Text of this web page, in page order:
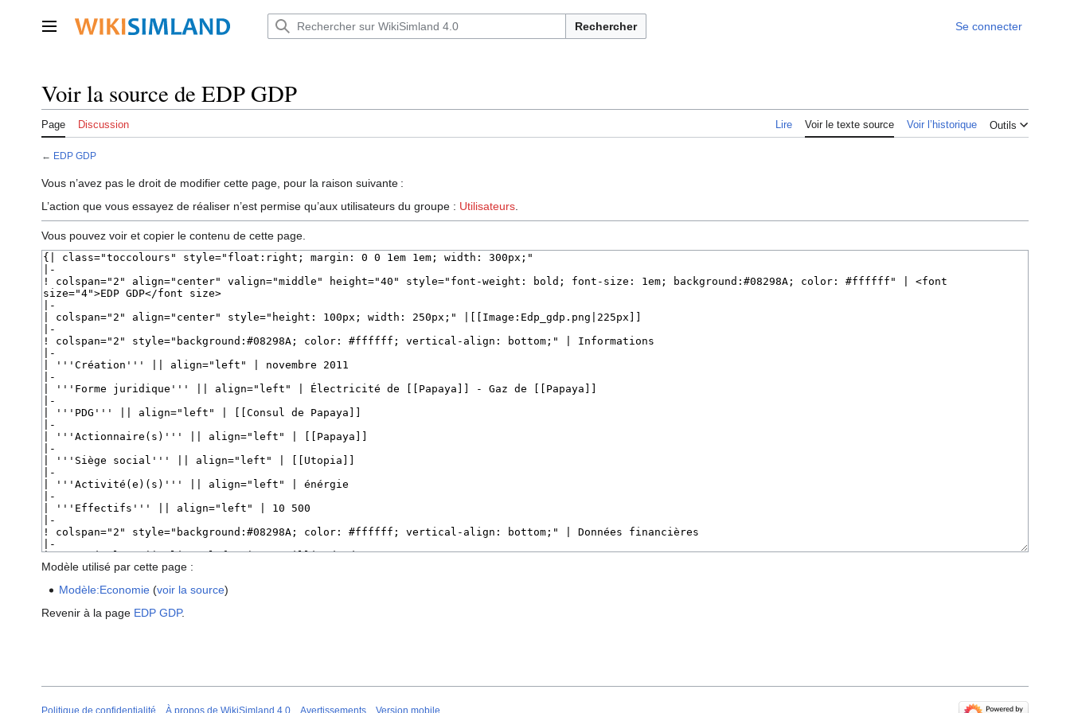
contenu Menu principal Rechercher Se connecter
Voir la source de EDP GDP
Page Discussion Lire Voir le texte source Voir l’historique Outils
← EDP GDP
Vous n’avez pas le droit de modifier cette page, pour la raison suivante :
L’action que vous essayez de réaliser n’est permise qu’aux utilisateurs du groupe : Utilisateurs
Vous pouvez voir et copier le contenu de cette page.
Modèle utilisé par cette page :
Modèle:Economie (voir la source)
Revenir à la page EDP GDP.
Politique de confidentialité À propos de WikiSimland 4.0 Avertissements Version mobile